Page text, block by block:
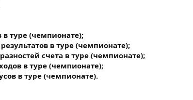
туре (чемпионате);
в туре (чемпионате);
счета в туре (чемпионате);
в туре (чемпионате);
в туре (чемпионате).